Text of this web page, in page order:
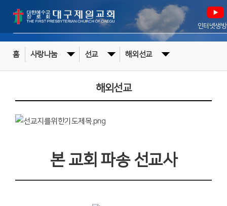
인터넷생
홈 사랑나눔 선교 해외선교
해외선교
본 교회 파송 선교사